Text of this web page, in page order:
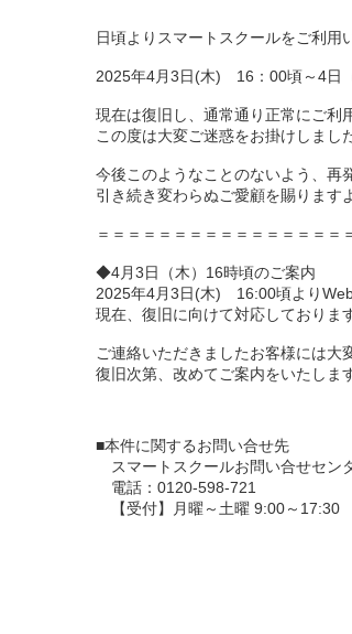
日頃よりスマートスクールをご利用
2025年4月3日(木) 16：00頃～4日
現在は復旧し、通常通り正常にご利
この度は大変ご迷惑をお掛けしまし
今後このようなことのないよう、再
引き続き変わらぬご愛顧を賜ります
＝＝＝＝＝＝＝＝＝＝＝＝＝＝＝＝
◆4月3日（木）16時頃のご案内
2025年4月3日(木) 16:00頃よりWeb
現在、復旧に向けて対応しております
ご連絡いただきましたお客様には大
復旧次第、改めてご案内をいたします
■本件に関するお問い合せ先
スマートスクールお問い合せセン
電話：0120-598-721
【受付】月曜～土曜 9:00～17:30